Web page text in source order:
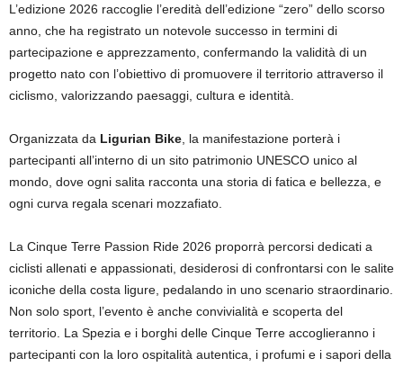
L’edizione 2026 raccoglie l’eredità dell’edizione “zero” dello scorso
anno, che ha registrato un notevole successo in termini di
partecipazione e apprezzamento, confermando la validità di un
progetto nato con l’obiettivo di promuovere il territorio attraverso il
ciclismo, valorizzando paesaggi, cultura e identità.
Organizzata da Ligurian Bike , la manifestazione porterà i
partecipanti all’interno di un sito patrimonio UNESCO unico al
mondo, dove ogni salita racconta una storia di fatica e bellezza, e
ogni curva regala scenari mozzafiato.
La Cinque Terre Passion Ride 2026 proporrà percorsi dedicati a
ciclisti allenati e appassionati, desiderosi di confrontarsi con le salite
iconiche della costa ligure, pedalando in uno scenario straordinario.
Non solo sport, l’evento è anche convivialità e scoperta del
territorio. La Spezia e i borghi delle Cinque Terre accoglieranno i
partecipanti con la loro ospitalità autentica, i profumi e i sapori della